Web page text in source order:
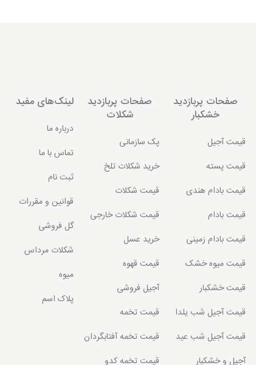
صفحات پربازدید
خشکبار
قیمت آجیل
قیمت پسته
قیمت بادام هندی
قیمت بادام
قیمت بادام زمینی
قیمت میوه خشک
قیمت خشکبار
قیمت آجیل شب یلدا
قیمت آجیل شب عید
آجیل و خشکبار
صفحات پربازدید
شکلات
پک سازمانی
خرید شکلات تلخ
قیمت شکلات
قیمت شکلات خارجی
خرید عسل
قیمت قهوه
آجیل فروشی
قیمت تخمه
قیمت تخمه آفتابگردان
قیمت تخمه کدو
لینک‌های مفید
درباره ما
تماس با ما
ثبت نام
قوانین و مقررات
گل فروشی
شکلات مرداس
میوه
پلاک اسم